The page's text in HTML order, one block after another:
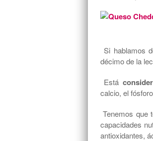
Si hablamos
décimo de la
Está
calcio, el
Tenemos que
capacidades
antioxidantes,